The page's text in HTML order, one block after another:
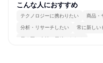
こんな人におすすめ
テクノロジーに携わりたい 商品・
分析・リサーチしたい 常に新しい
長く同じ会社に居続けられる